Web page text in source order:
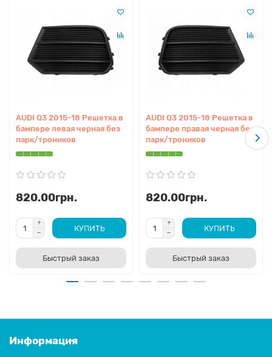
AUDI Q3 2015-18 Решетка в
бампере левая черная без
парк/троников
820.00грн.
КУПИТЬ
Быстрый заказ
AUDI Q3 2015-18 Решетка в
бампере правая черная без
парк/троников
820.00грн.
КУПИТЬ
Быстрый заказ
Информация